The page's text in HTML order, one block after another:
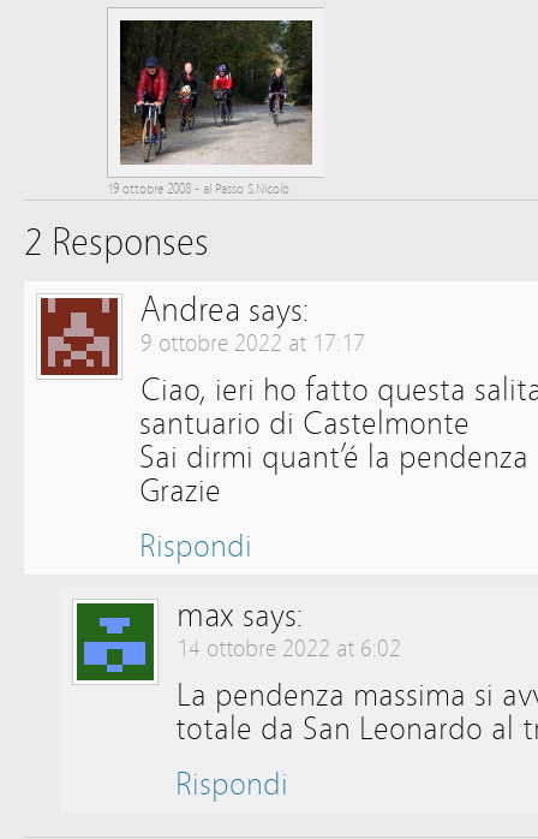
19 ottobre 2008 - al Passo S.Nicolò
2 Responses
Andrea says:
9 ottobre 2022 at 17:17
Ciao, ieri ho fatto questa
santuario di Castelmonte
Sai dirmi quant’é la pendenza
Grazie
Rispondi
max says:
14 ottobre 2022 at 6:02
La pendenza massima si
totale da San Leonardo al
Rispondi